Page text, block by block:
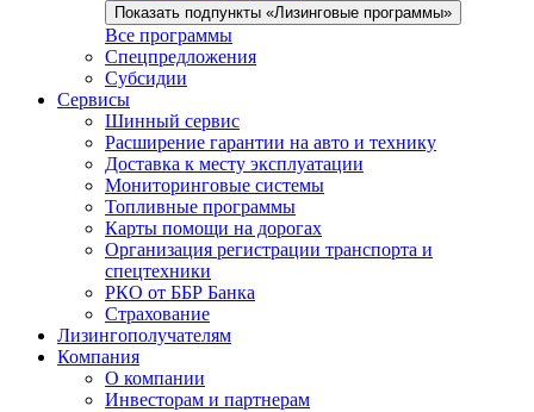
Показать подпункты «Лизинговые программы»
Все программы
Спецпредложения
Субсидии
Сервисы
Шинный сервис
Расширение гарантии на авто и технику
Доставка к месту эксплуатации
Мониторинговые системы
Топливные программы
Карты помощи на дорогах
Организация регистрации транспорта и
спецтехники
РКО от ББР Банка
Страхование
Лизингополучателям
Компания
О компании
Инвесторам и партнерам